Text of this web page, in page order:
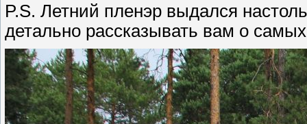
P.S. Летний пленэр выдался
детально рассказывать вам о